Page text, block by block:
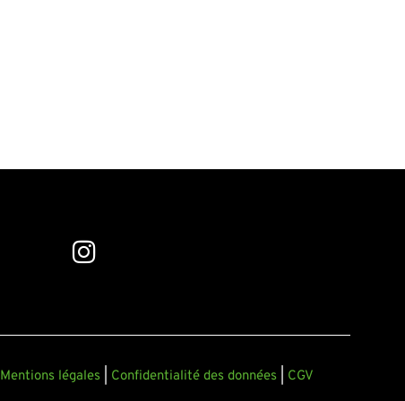
Mentions légales Confidentialité des données CGV